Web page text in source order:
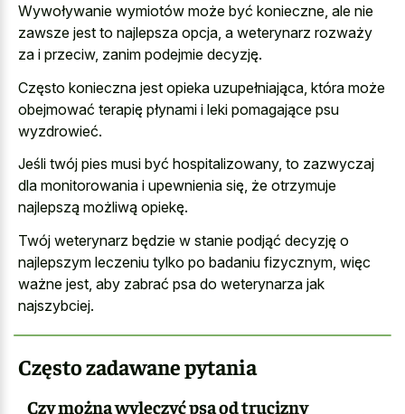
Wywoływanie wymiotów może być konieczne, ale nie
zawsze jest to najlepsza opcja, a weterynarz rozważy
za i przeciw, zanim podejmie decyzję.
Często konieczna jest opieka uzupełniająca, która może
obejmować terapię płynami i leki pomagające psu
wyzdrowieć.
Jeśli twój pies musi być hospitalizowany, to zazwyczaj
dla monitorowania i upewnienia się, że otrzymuje
najlepszą możliwą opiekę.
Twój weterynarz będzie w stanie podjąć decyzję o
najlepszym leczeniu tylko po badaniu fizycznym, więc
ważne jest, aby zabrać psa do weterynarza jak
najszybciej.
Często zadawane pytania
Czy można wyleczyć psa od trucizny